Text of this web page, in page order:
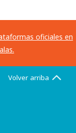
oficiales en
Volver arriba